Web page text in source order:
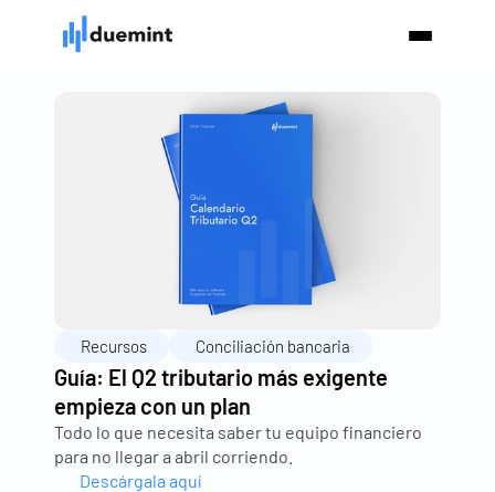
Recursos Conciliación bancaria
Guía: El Q2 tributario más exigente
empieza con un plan
Todo lo que necesita saber tu equipo financiero
para no llegar a abril corriendo.
Descárgala aquí